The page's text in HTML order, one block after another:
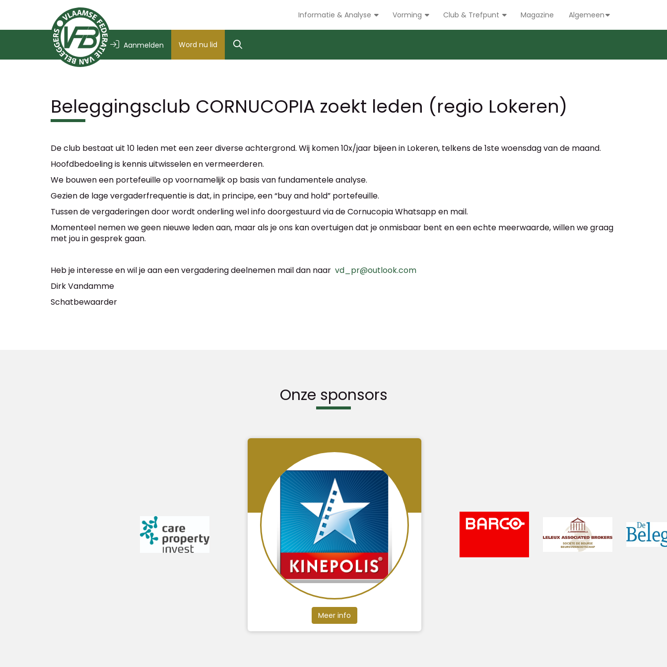
Informatie & Analyse Vorming Club & Trefpunt Magazine Algemeen
Aanmelden Word nu lid
Beleggingsclub CORNUCOPIA zoekt leden (regio Lokeren)
De club bestaat uit 10 leden met een zeer diverse achtergrond. Wij komen 10x/jaar bijeen in Lokeren, telkens de 1ste woensdag van de maand.
Hoofdbedoeling is kennis uitwisselen en vermeerderen.
We bouwen een portefeuille op voornamelijk op basis van fundamentele analyse.
Gezien de lage vergaderfrequentie is dat, in principe, een “buy and hold” portefeuille.
Tussen de vergaderingen door wordt onderling wel info doorgestuurd via de Cornucopia Whatsapp en mail.
Momenteel nemen we geen nieuwe leden aan, maar als je ons kan overtuigen dat je onmisbaar bent en een echte meerwaarde, willen we graag
met jou in gesprek gaan.
Heb je interesse en wil je aan een vergadering deelnemen mail dan naar vd_pr@outlook.com
Dirk Vandamme
Schatbewaarder
Onze sponsors
Meer info